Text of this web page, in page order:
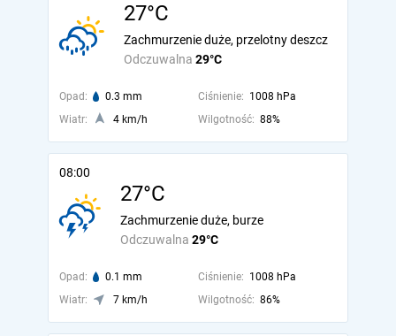
27°C
Odczuwalna 29°C
Zachmurzenie duże, przelotny deszcz
Opad: 0.3 mm Ciśnienie: 1008 hPa
Wiatr:
4 km/h Wilgotność: 88%
08:00
27°C
Odczuwalna 29°C
Zachmurzenie duże, burze
Opad: 0.1 mm Ciśnienie: 1008 hPa
Wiatr:
7 km/h Wilgotność: 86%